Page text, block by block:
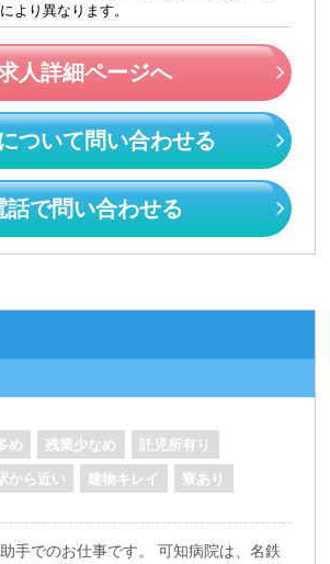
より異なります。
人詳細ページへ
ついて問い合わせる
話で問い合わせる
め 残業少なめ 託児所有り
から近い 建物キレイ 寮あり
手でのお仕事です。 可知病院は、名鉄